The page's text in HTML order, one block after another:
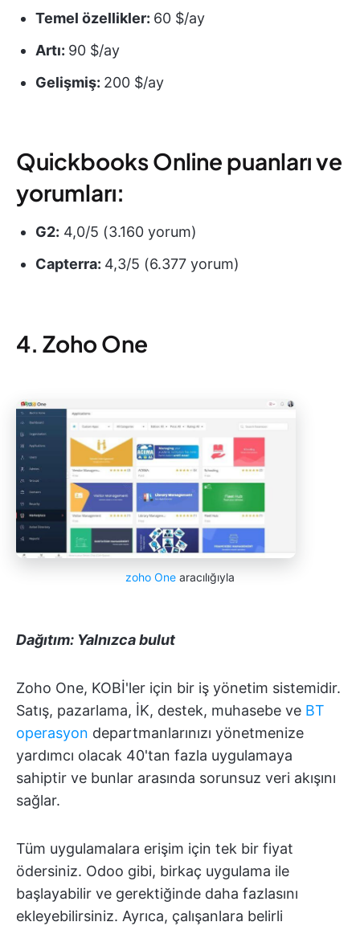
Temel özellikler: 60 $/ay
Artı: 90 $/ay
Gelişmiş: 200 $/ay
Quickbooks Online puanları ve
yorumları:
G2: 4,0/5 (3.160 yorum)
Capterra: 4,3/5 (6.377 yorum)
4. Zoho One
zoho One aracılığıyla
Dağıtım: Yalnızca bulut
Zoho One, KOBİ'ler için bir iş yönetim sistemidir.
Satış, pazarlama, İK, destek, muhasebe ve BT
operasyon departmanlarınızı yönetmenize
yardımcı olacak 40'tan fazla uygulamaya
sahiptir ve bunlar arasında sorunsuz veri akışını
sağlar.
Tüm uygulamalara erişim için tek bir fiyat
ödersiniz. Odoo gibi, birkaç uygulama ile
başlayabilir ve gerektiğinde daha fazlasını
ekleyebilirsiniz. Ayrıca, çalışanlara belirli